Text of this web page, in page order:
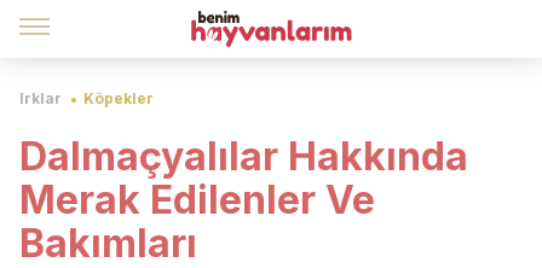
Irklar Köpekler
Dalmaçyalılar Hakkında
Merak Edilenler Ve
Bakımları